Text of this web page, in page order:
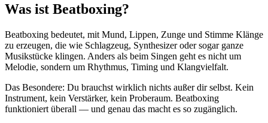
Was ist Beatboxing?
Beatboxing bedeutet, mit Mund, Lippen, Zunge und Stimme Klänge
zu erzeugen, die wie Schlagzeug, Synthesizer oder sogar ganze
Musikstücke klingen. Anders als beim Singen geht es nicht um
Melodie, sondern um Rhythmus, Timing und Klangvielfalt.
Das Besondere: Du brauchst wirklich nichts außer dir selbst. Kein
Instrument, kein Verstärker, kein Proberaum. Beatboxing
funktioniert überall — und genau das macht es so zugänglich.